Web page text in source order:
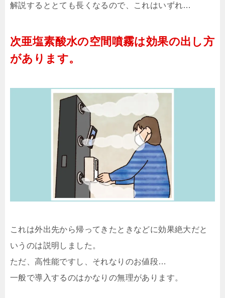
解説するととても長くなるので、これはいずれ…
次亜塩素酸水の空間噴霧は効果の出し方
があります。
これは外出先から帰ってきたときなどに効果絶大だと
いうのは説明しました。
ただ、高性能ですし、それなりのお値段…
一般で導入するのはかなりの無理があります。